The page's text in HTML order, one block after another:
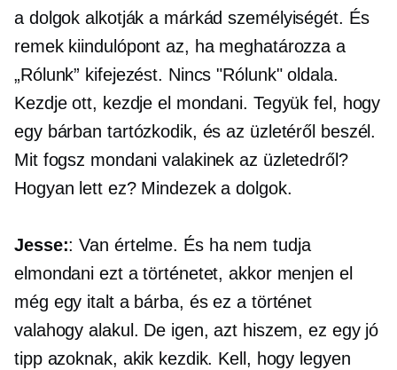
a dolgok alkotják a márkád személyiségét. És
remek kiindulópont az, ha meghatározza a
„Rólunk” kifejezést. Nincs "Rólunk" oldala.
Kezdje ott, kezdje el mondani. Tegyük fel, hogy
egy bárban tartózkodik, és az üzletéről beszél.
Mit fogsz mondani valakinek az üzletedről?
Hogyan lett ez? Mindezek a dolgok.
Jesse:: Van értelme. És ha nem tudja
elmondani ezt a történetet, akkor menjen el
még egy italt a bárba, és ez a történet
valahogy alakul. De igen, azt hiszem, ez egy jó
tipp azoknak, akik kezdik. Kell, hogy legyen